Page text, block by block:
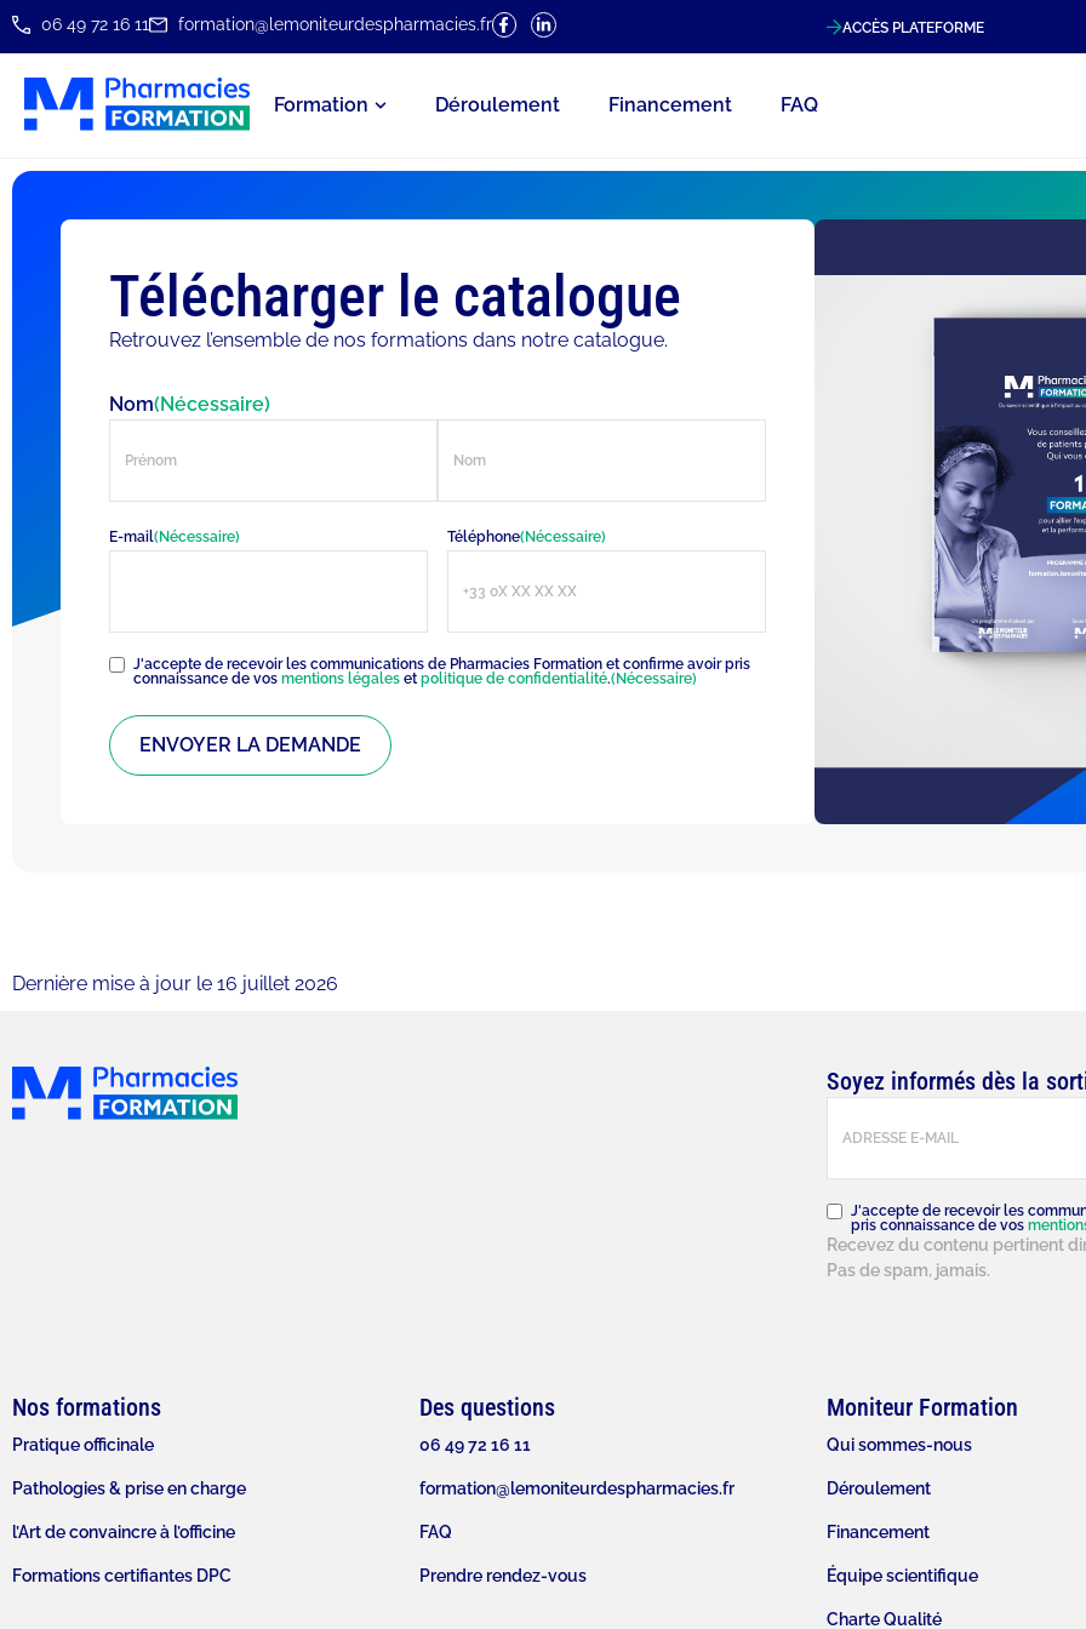
06 49 72 16 11 formation@lemoniteurdespharmacies.fr ACCÈS PLATEFORME
Formation Déroulement Financement FAQ
Télécharger le catalogue
Retrouvez l’ensemble de nos formations dans notre catalogue.
Nom(Nécessaire)
E-mail(Nécessaire) Téléphone(Nécessaire)
RGPD(Nécessaire)
J'accepte de recevoir les communications de Pharmacies Formation et confirme avoir pris
connaissance de vos mentions légales et politique de confidentialité.(Nécessaire)
Dernière mise à jour le 16 juillet 2026
Soyez informés dès la
E-
RGPD(Nécessaire)
J'accepte de recevoir les
pris connaissance de vos
Recevez du contenu pertinent
Pas de spam, jamais.
Nos formations
Pratique officinale
Pathologies & prise en charge
l’Art de convaincre à l’officine
Formations certifiantes DPC
Des questions
06 49 72 16 11
formation@lemoniteurdespharmacies.fr
FAQ
Prendre rendez-vous
Moniteur Formation
Qui sommes-nous
Déroulement
Financement
Équipe scientifique
Charte Qualité